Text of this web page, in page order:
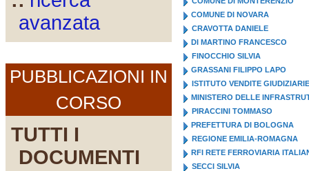
avanzata
PUBBLICAZIONI IN
CORSO
TUTTI I
DOCUMENTI
COMUNE DI NOVARA
CRAVOTTA DANIELE
DI MARTINO FRANCESCO
FINOCCHIO SILVIA
GRASSANI FILIPPO LAPO
ISTITUTO VENDITE GIUDIZIARIE
MINISTERO DELLE
PIRACCINI TOMMASO
PREFETTURA DI BOLOGNA
REGIONE EMILIA-ROMAGNA
RFI RETE FERROVIARIA
SECCI SILVIA